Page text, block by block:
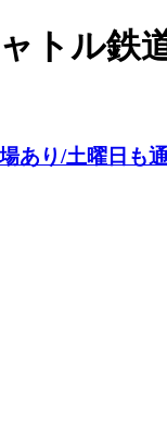
トル鉄